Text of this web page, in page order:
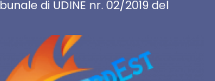
di UDINE nr. 02/2019 del